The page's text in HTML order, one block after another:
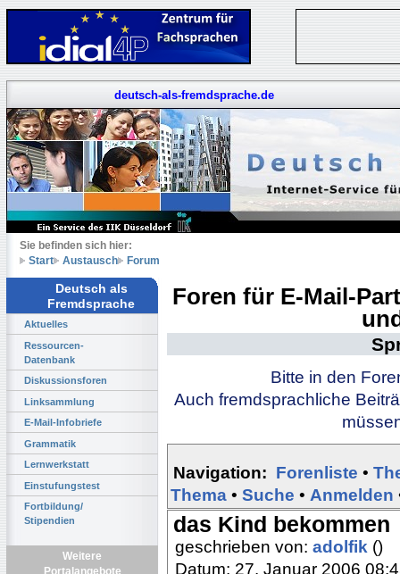
deutsch-als-fremdsprache.de
Sie befinden sich hier:
Start
Austausch Forum
Deutsch als
Fremdsprache
Aktuelles
Ressourcen-
Datenbank
Diskussionsforen
Linksammlung
E-Mail-Infobriefe
Grammatik
Lernwerkstatt
Einstufungstest
Fortbildung/
Stipendien
Weitere
Foren für E-Mail-
Bitte in den
Auch fremdsprachliche
Navigation: Forenliste •
Thema • Suche • Anmelden
das Kind bekommen
geschrieben von: adolfik ()
Datum: 27. Januar 2006